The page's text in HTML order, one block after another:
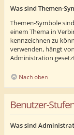
Was sind Themen-
Themen-Symbole
einem Thema in
kennzeichnen zu
verwenden, hängt
Administration
Nach oben
Benutzer-
Was sind